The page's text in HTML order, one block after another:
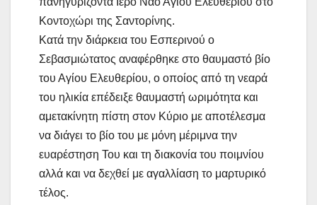
Κοντοχώρι της Σαντορίνης.
Κατά την διάρκεια του Εσπερινού ο
Σεβασμιώτατος αναφέρθηκε στο θαυμαστό βίο
του Αγίου Ελευθερίου, ο οποίος από τη νεαρά
του ηλικία επέδειξε θαυμαστή ωριμότητα και
αμετακίνητη πίστη στον Κύριο με αποτέλεσμα
να διάγει το βίο του με μόνη μέριμνα την
ευαρέστηση Του και τη διακονία του ποιμνίου
αλλά και να δεχθεί με αγαλλίαση το μαρτυρικό
τέλος.